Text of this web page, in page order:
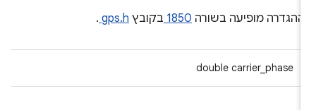
ההגדרה מופיעה בשורה1850 בקובץgps.h
.
double carrier_phase